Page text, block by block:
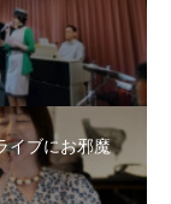
イブにお邪魔